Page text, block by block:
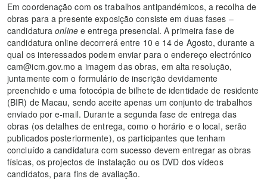
Em coordenação com os trabalhos antipandémicos, a recolha de
obras para a presente exposição consiste em duas fases –
candidaturaonlinee entrega presencial. A primeira fase de
candidatura online decorrerá entre 10 e 14 de Agosto, durante a
qual os interessados podem enviar para o endereço electrónico
cam@icm.gov.mo a imagem das obras, em alta resolução,
juntamente com o formulário de inscrição devidamente
preenchido e uma fotocópia de bilhete de identidade de residente
(BIR) de Macau, sendo aceite apenas um conjunto de trabalhos
enviado por e-mail. Durante a segunda fase de entrega das
obras (os detalhes de entrega, como o horário e o local, serão
publicados posteriormente), os participantes que tenham
concluído a candidatura com sucesso devem entregar as obras
físicas, os projectos de instalação ou os DVD dos vídeos
candidatos, para fins de avaliação.